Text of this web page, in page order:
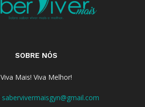
SOBRE NÓS
Viva Mais! Viva Melhor!
sabervivermaisgyn@gmail.com